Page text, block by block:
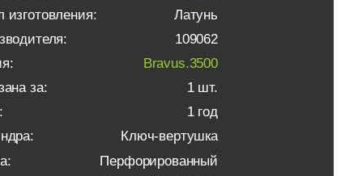
изготовления:
Латунь
109062
Bravus.3500
за:
1 шт.
1 год
Ключ-вертушка
Перфорированный